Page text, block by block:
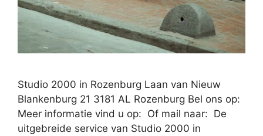
Studio 2000 in Rozenburg Laan van Nieuw
Blankenburg 21 3181 AL Rozenburg Bel ons op:
Meer informatie vind u op: Of mail naar: De
uitgebreide service van Studio 2000 in